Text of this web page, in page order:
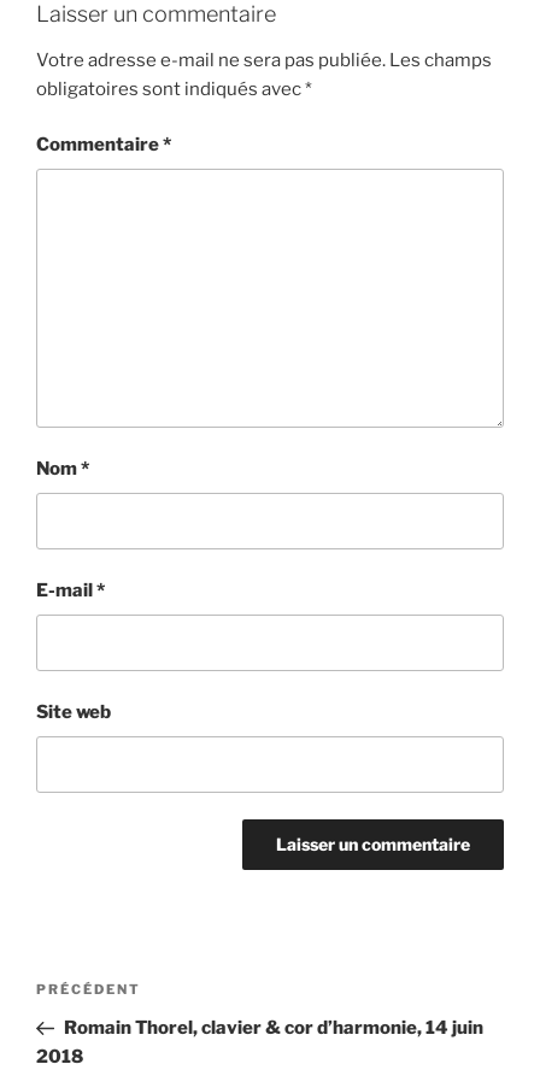
Laisser un commentaire
Votre adresse e-mail ne sera pas publiée. Les champs
obligatoires sont indiqués avec*
Commentaire*
Nom*
E-mail *
Site web
Navigation
l’article
Article
précédent
PRÉCÉDENT
Romain Thorel, clavier & cor d’harmonie, 14 juin
2018